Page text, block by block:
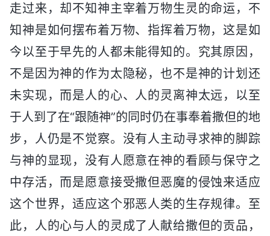
走过来，却不知神主宰着万物生灵的命运，不
知神是如何摆布着万物、指挥着万物，这是如
今以至于早先的人都未能得知的。究其原因，
不是因为神的作为太隐秘，也不是神的计划还
未实现，而是人的心、人的灵离神太远，以至
于人到了在“跟随神”的同时仍在事奉着撒但的地
步，人仍是不觉察。没有人主动寻求神的脚踪
与神的显现，没有人愿意在神的看顾与保守之
中存活，而是愿意接受撒但恶魔的侵蚀来适应
这个世界，适应这个邪恶人类的生存规律。至
此，人的心与人的灵成了人献给撒但的贡品，